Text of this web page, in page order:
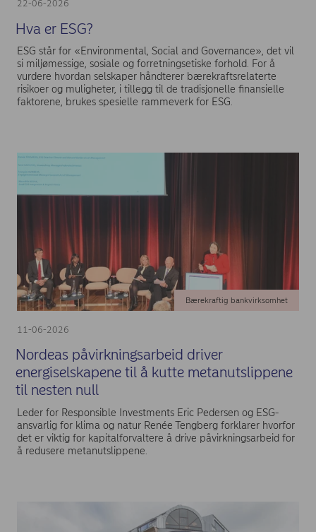
22-06-2026
Hva er ESG?
ESG står for «Environmental, Social and Governance», det vil
si miljømessige, sosiale og forretningsetiske forhold. For å
vurdere hvordan selskaper håndterer bærekraftsrelaterte
risikoer og muligheter, i tillegg til de tradisjonelle finansielle
faktorene, brukes spesielle rammeverk for ESG.
11-06-2026
Bærekraftig bankvirksomhet
Nordeas påvirkningsarbeid driver
energiselskapene til å kutte metanutslippene
til nesten null
Leder for Responsible Investments Eric Pedersen og ESG-
ansvarlig for klima og natur Renée Tengberg forklarer hvorfor
det er viktig for kapitalforvaltere å drive påvirkningsarbeid for
å redusere metanutslippene.